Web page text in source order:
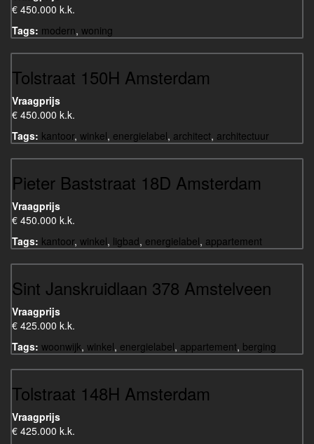
€ 450.000 k.k.
Tags: modern, woning
Tolstraat 150H Amsterdam
Vraagprijs
€ 450.000 k.k.
Tags: kantoor, winkel, energielabel, architect, architectuur
Pieter Baststraat 18D Amsterdam
Vraagprijs
€ 450.000 k.k.
Tags: kantoor, winkel, ligbad, energielabel, appartement
Sint Janskruidlaan 378 Amstelveen
Vraagprijs
€ 425.000 k.k.
Tags: woonwijk, winkel, energielabel, appartement, berging
Tolstraat 148H Amsterdam
Vraagprijs
€ 425.000 k.k.